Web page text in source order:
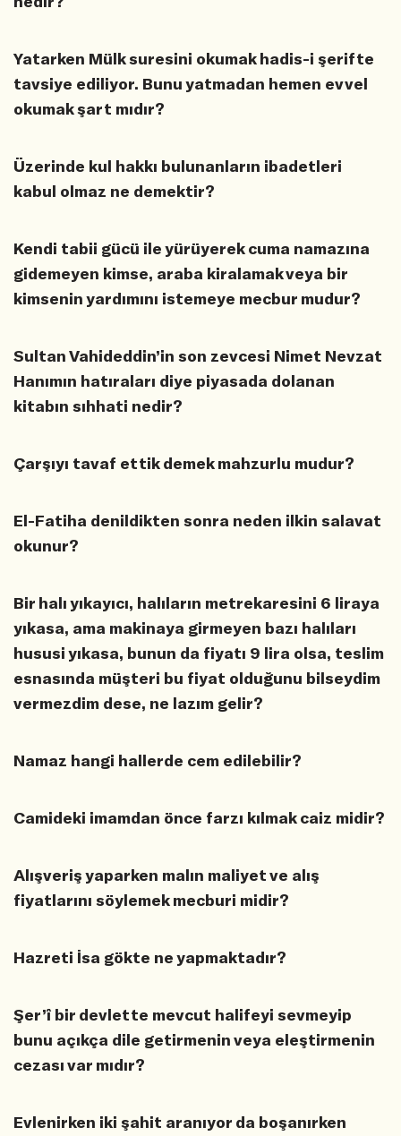
Yatarken Mülk suresini okumak hadis-i şerifte
tavsiye ediliyor. Bunu yatmadan hemen evvel
okumak şart mıdır?
Üzerinde kul hakkı bulunanların ibadetleri
kabul olmaz ne demektir?
Kendi tabii gücü ile yürüyerek cuma namazına
gidemeyen kimse, araba kiralamak veya bir
kimsenin yardımını istemeye mecbur mudur?
Sultan Vahideddin’in son zevcesi Nimet Nevzat
Hanımın hatıraları diye piyasada dolanan
kitabın sıhhati nedir?
Çarşıyı tavaf ettik demek mahzurlu mudur?
El-Fatiha denildikten sonra neden ilkin salavat
okunur?
Bir halı yıkayıcı, halıların metrekaresini 6 liraya
yıkasa, ama makinaya girmeyen bazı halıları
hususi yıkasa, bunun da fiyatı 9 lira olsa, teslim
esnasında müşteri bu fiyat olduğunu bilseydim
vermezdim dese, ne lazım gelir?
Namaz hangi hallerde cem edilebilir?
Camideki imamdan önce farzı kılmak caiz midir?
Alışveriş yaparken malın maliyet ve alış
fiyatlarını söylemek mecburi midir?
Hazreti İsa gökte ne yapmaktadır?
Şer’î bir devlette mevcut halifeyi sevmeyip
bunu açıkça dile getirmenin veya eleştirmenin
cezası var mıdır?
Evlenirken iki şahit aranıyor da boşanırken